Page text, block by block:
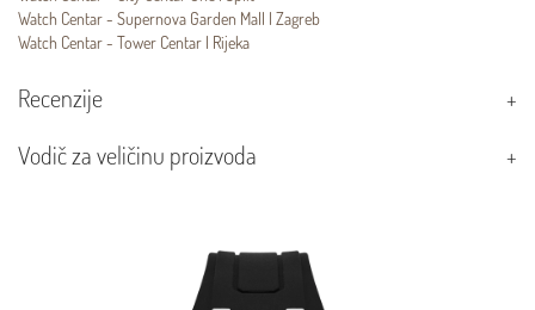
Watch Centar - Supernova Garden Mall | Zagreb
Watch Centar - Tower Centar | Rijeka
Recenzije
Vodič za veličinu proizvoda